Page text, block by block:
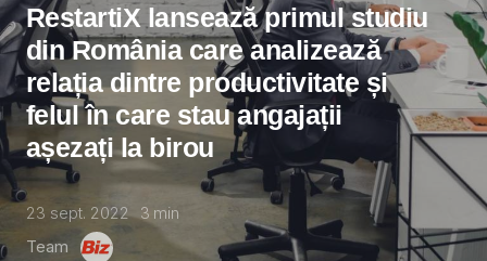
RestartiX lansează primul studiu
din România care analizează
relația dintre productivitate și
felul în care stau angajații
așezați la birou
23 sept. 2022 3 min
Team